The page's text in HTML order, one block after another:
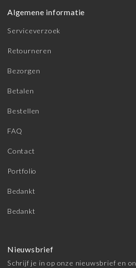
Algemene informatie
Serviceverzoek
Retourneren
Bezorgen
Betalen
Bestellen
FAQ
Contact
Portfolio
Bedankt
Bedankt
Nieuwsbrief
Schrijf je in op onze nieuwsbrief en